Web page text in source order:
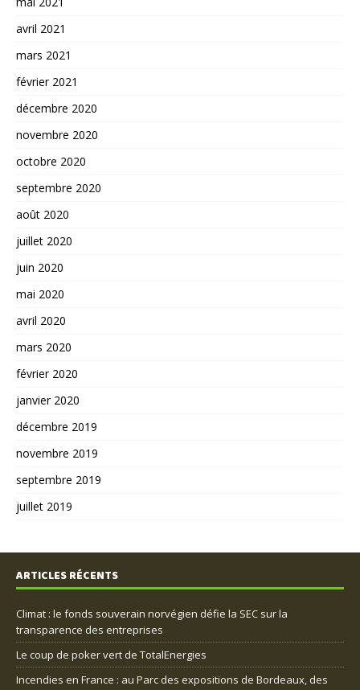
avril 2021
mars 2021
février 2021
décembre 2020
novembre 2020
octobre 2020
septembre 2020
août 2020
juillet 2020
juin 2020
mai 2020
avril 2020
mars 2020
février 2020
janvier 2020
décembre 2019
novembre 2019
septembre 2019
juillet 2019
ARTICLES RÉCENTS
Climat : le fonds souverain norvégien défie la SEC sur la
transparence des entreprises
Le coup de poker vert de TotalEnergies
Incendies en France : au Parc des expositions de Bordeaux, des